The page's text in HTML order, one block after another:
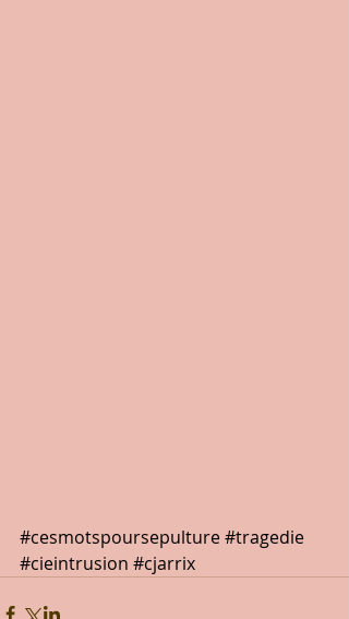
#cesmotspoursepulture#tragedie
#cieintrusion #cjarrix